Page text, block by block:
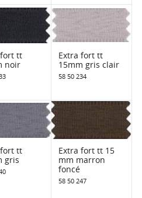
tt
noir
Extra fort tt
15mm gris clair
58 50 234
tt
gris
Extra fort tt 15
mm marron
foncé
58 50 247